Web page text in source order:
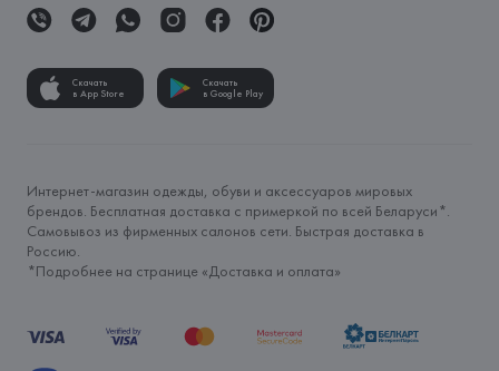
Скачать
в App Store
Скачать
в Google Play
Интернет-магазин одежды, обуви и аксессуаров мировых
брендов. Бесплатная доставка с примеркой по всей Беларуси*.
Самовывоз из фирменных салонов сети. Быстрая доставка в
Россию.
*Подробнее на странице «Доставка и оплата»